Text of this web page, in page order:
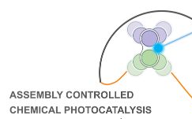
zur
Homepage